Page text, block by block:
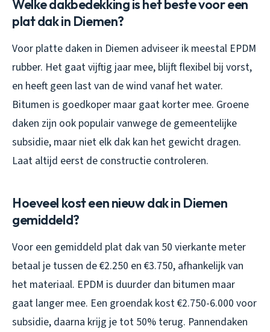
Welke dakbedekking is het beste voor een
plat dak in Diemen?
Voor platte daken in Diemen adviseer ik meestal EPDM
rubber. Het gaat vijftig jaar mee, blijft flexibel bij vorst,
en heeft geen last van de wind vanaf het water.
Bitumen is goedkoper maar gaat korter mee. Groene
daken zijn ook populair vanwege de gemeentelijke
subsidie, maar niet elk dak kan het gewicht dragen.
Laat altijd eerst de constructie controleren.
Hoeveel kost een nieuw dak in Diemen
gemiddeld?
Voor een gemiddeld plat dak van 50 vierkante meter
betaal je tussen de €2.250 en €3.750, afhankelijk van
het materiaal. EPDM is duurder dan bitumen maar
gaat langer mee. Een groendak kost €2.750-6.000 voor
subsidie, daarna krijg je tot 50% terug. Pannendaken